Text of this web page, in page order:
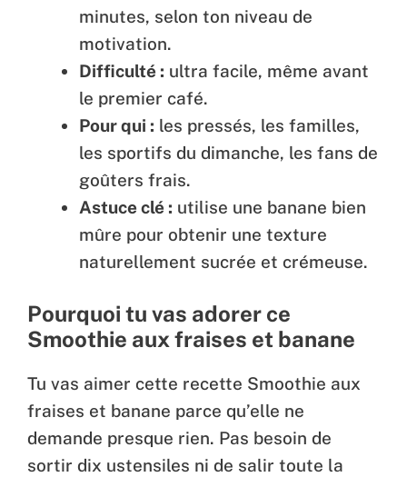
minutes, selon ton niveau de
motivation.
Difficulté : ultra facile, même avant
le premier café.
Pour qui : les pressés, les familles,
les sportifs du dimanche, les fans de
goûters frais.
Astuce clé : utilise une banane bien
mûre pour obtenir une texture
naturellement sucrée et crémeuse.
Pourquoi tu vas adorer ce
Smoothie aux fraises et banane
Tu vas aimer cette recette Smoothie aux
fraises et banane parce qu’elle ne
demande presque rien. Pas besoin de
sortir dix ustensiles ni de salir toute la